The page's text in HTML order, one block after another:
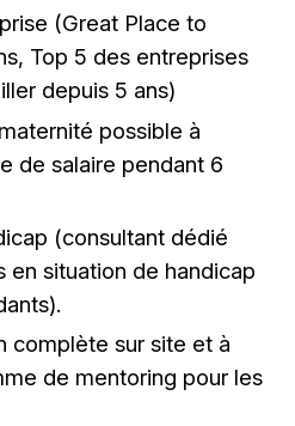
(Great Place to
Top 5 des entreprises
depuis 5 ans)
possible à
de salaire pendant 6
(consultant dédié
en situation de handicap
complète sur site et à
de mentoring pour les